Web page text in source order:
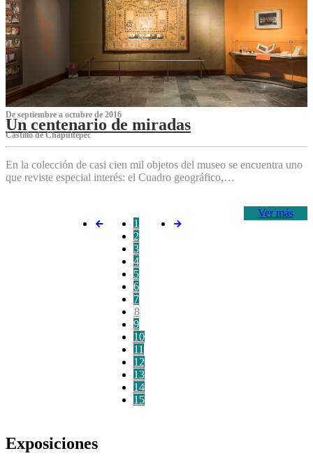
De septiembre a octubre de 2016
Un centenario de miradas
Castillo de Chapultepec
En la colección de casi cien mil objetos del museo se encuentra uno
que reviste especial interés: el Cuadro geográfico,…
Ver más
1
2
3
4
5
6
7
8
9
10
11
12
13
14
15
Exposiciones